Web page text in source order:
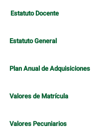
Estatuto Docente
Estatuto General
Plan Anual de Adquisiciones
Valores de Matrícula
Valores Pecuniarios